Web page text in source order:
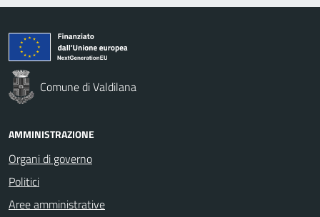
Comune di Valdilana
AMMINISTRAZIONE
Organi di governo
Politici
Aree amministrative